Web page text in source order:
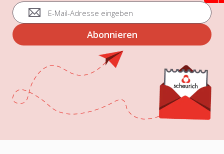
A
n
m
e
z
u
Abonnieren